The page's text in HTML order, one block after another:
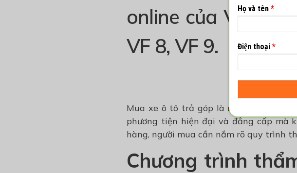
online của
VF 8, VF 9.
Mua xe ô tô trả góp là một trong
phương tiện hiện đại và đẳng cấp mà
hàng, người mua cần nắm rõ quy trình
Chương trình
Họ và tên*
Điện thoại*